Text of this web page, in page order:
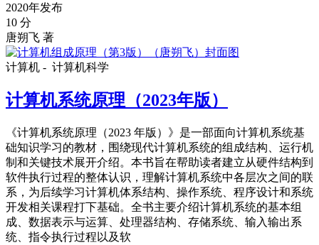
2020年发布
10 分
唐朔飞 著
计算机 - 计算机科学
计算机系统原理（2023年版）
《计算机系统原理（2023 年版）》是一部面向计算机系统基
础知识学习的教材，围绕现代计算机系统的组成结构、运行机
制和关键技术展开介绍。本书旨在帮助读者建立从硬件结构到
软件执行过程的整体认识，理解计算机系统中各层次之间的联
系，为后续学习计算机体系结构、操作系统、程序设计和系统
开发相关课程打下基础。全书主要介绍计算机系统的基本组
成、数据表示与运算、处理器结构、存储系统、输入输出系
统、指令执行过程以及软